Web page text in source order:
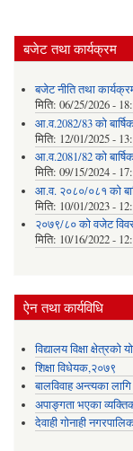
बजेट तथा कार्यक्रम
बजेट नीति तथा
मिति: 06/25/2026 -
आ.व.2082/83 को
मिति: 12/01/2025 -
आ.व.2081/82 को
मिति: 09/15/2024 -
आ.व. २०८०/०८१ को
मिति: 10/01/2023 -
२०७९/८० को वजेट
मिति: 10/16/2022 -
ऐन तथा कार्यविधि
विद्यालय विक्षा
शिक्षा विधेयक,२०७९
बालविवाह अन्त्यका
अपाङ्गता भएका
देवाही गोनाही